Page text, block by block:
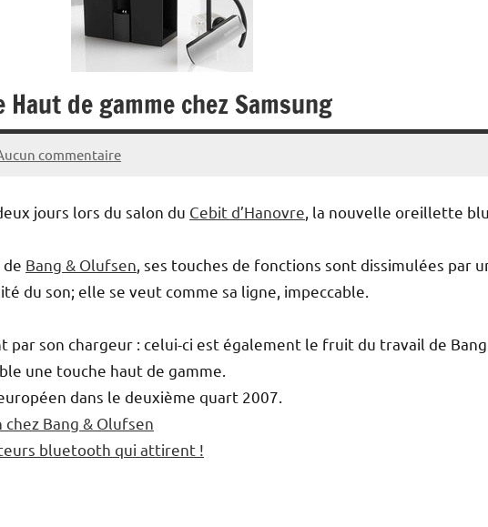
de gamme chez Samsung
commentaire
jours lors du salon du Cebit d’Hanovre , la nouvelle oreillette
de Bang & Olufsen , ses touches de fonctions sont dissimulées par
du son; elle se veut comme sa ligne, impeccable.
par son chargeur : celui-ci est également le fruit du travail de
une touche haut de gamme.
dans le deuxième quart 2007.
Bang & Olufsen
bluetooth qui attirent !